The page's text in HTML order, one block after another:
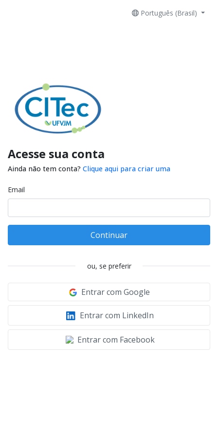
Português (Brasil)
Acesse sua conta
Ainda não tem conta? Clique aqui para criar uma
Email
Continuar
ou, se preferir
Entrar com Google
Entrar com LinkedIn
Entrar com Facebook